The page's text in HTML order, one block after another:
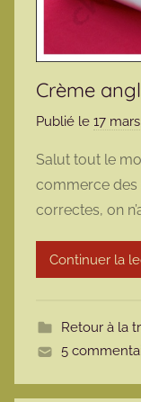
Crème
Publié le 17
Salut tout le
commerce des
correctes, on
Continuer la
Retour à la
5